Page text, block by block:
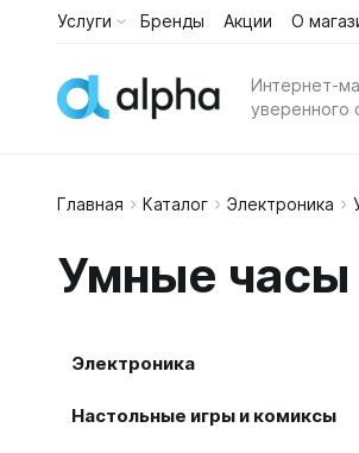
Услуги Бренды Акции О
Интернет-
уверенного
Главная Каталог Электроника
Умные часы
Электроника
Настольные игры и комиксы